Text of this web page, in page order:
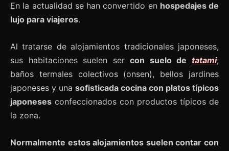
En la actualidad se han convertido en hospedajes de
lujo para viajeros.
Al tratarse de alojamientos tradicionales japoneses,
sus habitaciones suelen sercon suelo detatami,
baños termales colectivos (onsen), bellos jardines
japoneses y una sofisticada cocina con platos típicos
japoneses confeccionados con productos típicos de
la zona.
Normalmente estos alojamientos suelen contar con